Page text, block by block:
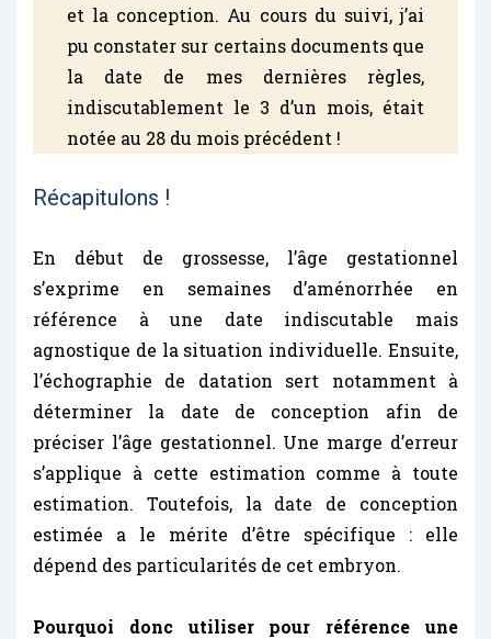
et la conception. Au cours du suivi, j’ai
pu constater sur certains documents que
la date de mes dernières règles,
indiscutablement le 3 d’un mois, était
notée au 28 du mois précédent !
Récapitulons !
En début de grossesse, l’âge gestationnel
s’exprime en semaines d’aménorrhée en
référence à une date indiscutable mais
agnostique de la situation individuelle. Ensuite,
l’échographie de datation sert notamment à
déterminer la date de conception afin de
préciser l’âge gestationnel. Une marge d’erreur
s’applique à cette estimation comme à toute
estimation. Toutefois, la date de conception
estimée a le mérite d’être spécifique : elle
dépend des particularités de cet embryon.
Pourquoi donc utiliser pour référence une